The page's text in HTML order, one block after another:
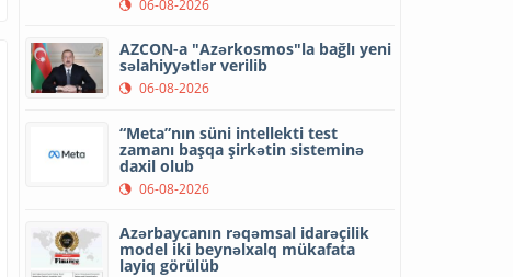
06-08-2026
AZCON-a "Azərkosmos"la bağlı yeni
səlahiyyətlər verilib
06-08-2026
“Meta”nın süni intellekti test
zamanı başqa şirkətin sisteminə
daxil olub
06-08-2026
Azərbaycanın rəqəmsal idarəçilik
model iki beynəlxalq mükafata
layiq görülüb